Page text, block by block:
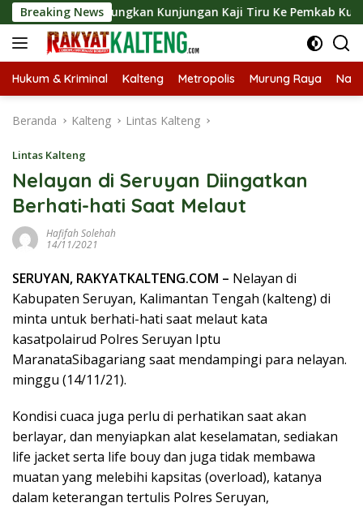
Langsung
ke
konten
Breaking News
Langsungkan Kunjungan Kaji Tiru Ke Pemkab Kulon Progo
Hukum & Kriminal Kalteng Metropolis Murung Raya
Beranda Kalteng Lintas Kalteng
Lintas Kalteng
Nelayan di Seruyan Diingatkan
Berhati-hati Saat Melaut
Hafifah Solehah
14/11/2021
SERUYAN, RAKYATKALTENG.COM – Nelayan di
Kabupaten Seruyan, Kalimantan Tengah (kalteng) di
minta untuk berhati-hati saat melaut kata
kasatpolairud Polres Seruyan Iptu
MaranataSibagariang saat mendampingi para nelayan.
minggu (14/11/21).
Kondisi cuaca juga perlu di perhatikan saat akan
berlayar, dan menyiapkan alat keselamatan, sediakan
life jacket serta life bouy dan juga tidak membawa
muatan yang melebihi kapsitas (overload), katanya
dalam keterangan tertulis Polres Seruyan,